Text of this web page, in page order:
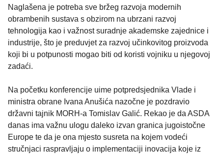
Naglašena je potreba sve bržeg razvoja modernih
obrambenih sustava s obzirom na ubrzani razvoj
tehnologija kao i važnost suradnje akademske zajednice i
industrije, što je preduvjet za razvoj učinkovitog proizvoda
koji bi u potpunosti mogao biti od koristi vojniku u njegovoj
zadaći.
Na početku konferencije uime potpredsjednika Vlade i
ministra obrane Ivana Anušića nazočne je pozdravio
državni tajnik MORH-a Tomislav Galić. Rekao je da ASDA
danas ima važnu ulogu daleko izvan granica jugoistočne
Europe te da je ona mjesto susreta na kojem vodeći
stručnjaci raspravljaju o implementaciji inovacija koje iz